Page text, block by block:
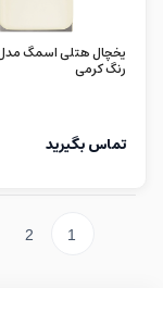
رنگ کرمی
تماس بگیرید
1
2